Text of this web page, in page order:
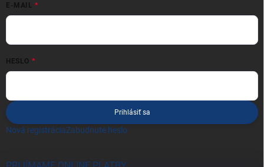
E-MAIL
HESLO
Prihlásiť sa
Nová registráciaZabudnuté heslo